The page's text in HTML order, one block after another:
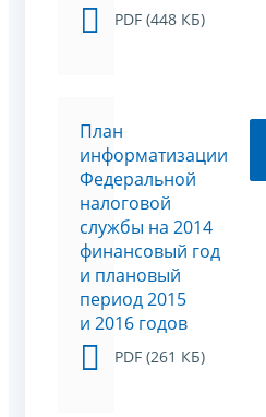
PDF (448 КБ)
План
информатизации
Федеральной
налоговой
службы на 2014
финансовый год
и плановый
период 2015
и 2016 годов
PDF (261 КБ)